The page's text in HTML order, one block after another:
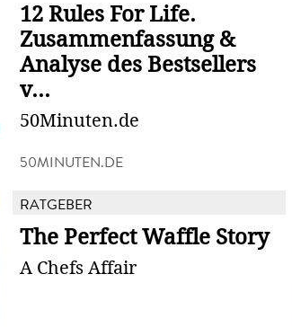
12 Rules For Life.
Zusammenfassung &
Analyse des Bestsellers
v...
50Minuten.de
50MINUTEN.DE
RATGEBER
The Perfect Waffle Story
A Chefs Affair